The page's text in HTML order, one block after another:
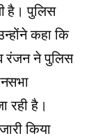
है। पुलिस
कहा कि
रंजन ने पुलिस
रही है।
किया